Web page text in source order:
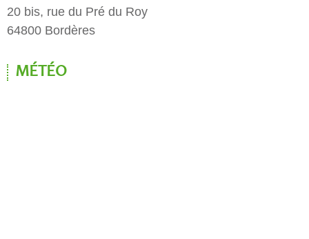
20 bis, rue du Pré du Roy
64800 Bordères
MÉTÉO